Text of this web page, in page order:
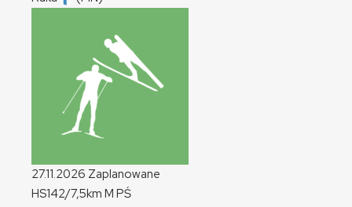
27.11.2026 Zaplanowane
HS142/7,5km M PŚ